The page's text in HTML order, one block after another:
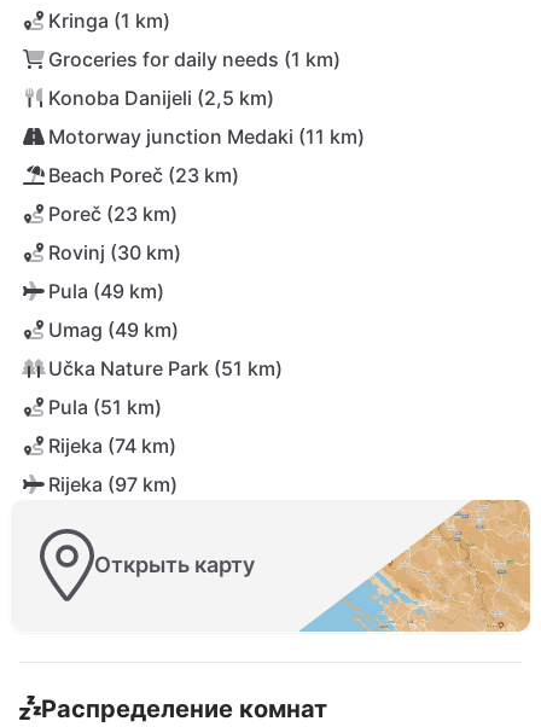
Kringa (1 km)
Groceries for daily needs (1 km)
Konoba Danijeli (2,5 km)
Motorway junction Medaki (11 km)
Beach Poreč (23 km)
Poreč (23 km)
Rovinj (30 km)
Pula (49 km)
Umag (49 km)
Učka Nature Park (51 km)
Pula (51 km)
Rijeka (74 km)
Rijeka (97 km)
Открыть карту
Распределение комнат